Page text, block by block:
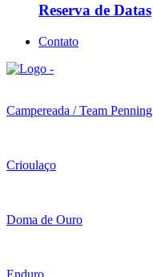
Reserva de Datas
Contato
Campereada / Team Penning
Crioulaço
Doma de Ouro
Enduro